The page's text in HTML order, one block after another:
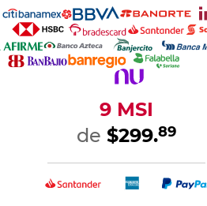
9 MSI
de $299.89